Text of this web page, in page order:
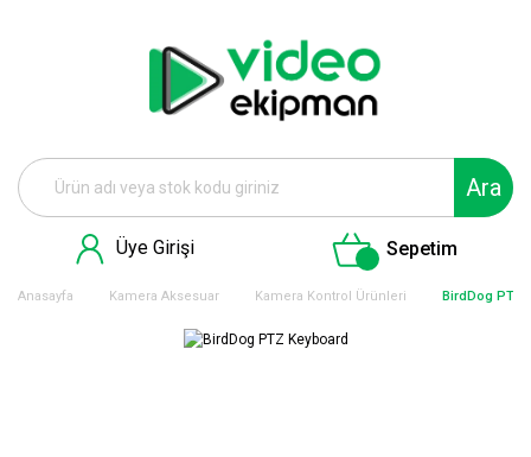
Ara
Üye Girişi Sepetim
Anasayfa Kamera Aksesuar Kamera Kontrol Ürünleri BirdDog PTZ